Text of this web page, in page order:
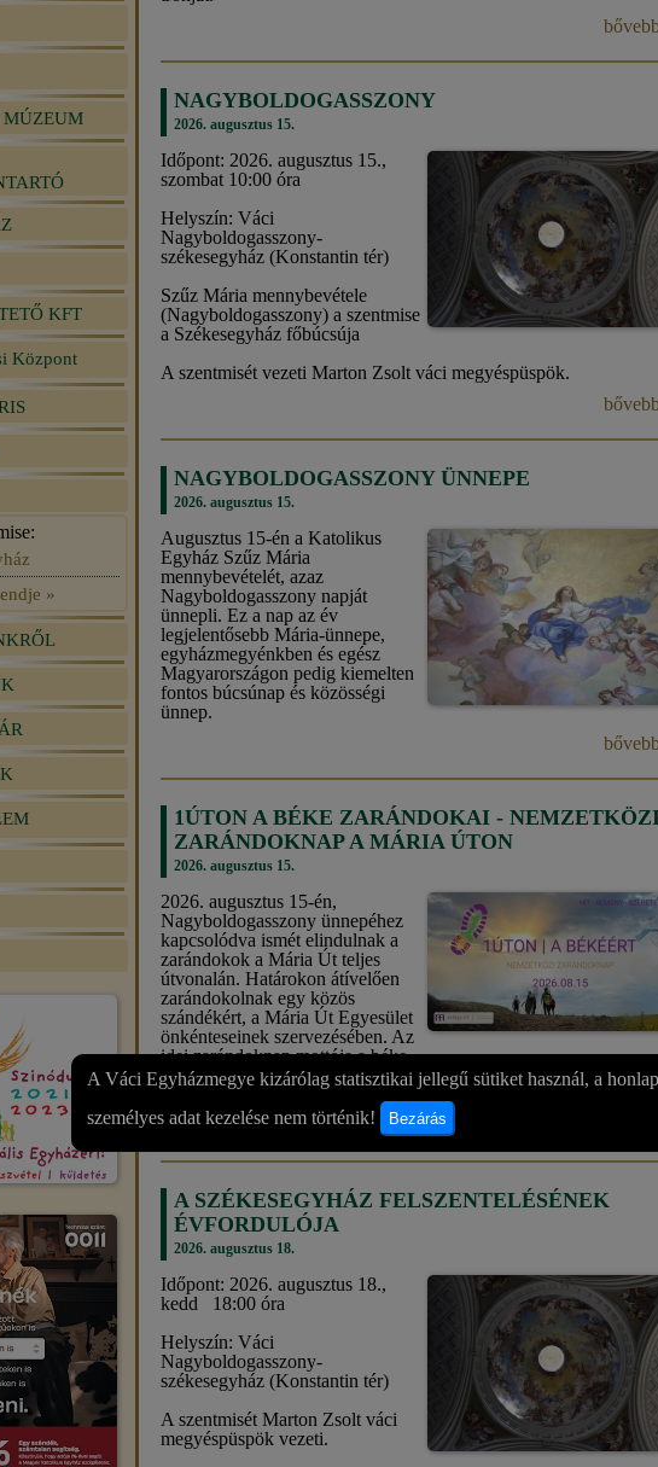
KFT
Központ
»
NAGYBOLDOGASSZONY
2026. augusztus 15.
Időpont: 2026. augusztus 15.,
szombat 10:00 óra
Helyszín: Váci
Nagyboldogasszony-
székesegyház (Konstantin tér)
Szűz Mária mennybevétele
(Nagyboldogasszony) a szentmise
a Székesegyház főbúcsúja
A szentmisét vezeti Marton Zsolt váci megyéspüspök.
NAGYBOLDOGASSZONY ÜNNEPE
2026. augusztus 15.
Augusztus 15-én a Katolikus
Egyház Szűz Mária
mennybevételét, azaz
Nagyboldogasszony napját
ünnepli. Ez a nap az év
legjelentősebb Mária-ünnepe,
egyházmegyénkben és egész
Magyarországon pedig kiemelten
fontos búcsúnap és közösségi
ünnep.
1ÚTON A BÉKE ZARÁNDOKAI -
ZARÁNDOKNAP A MÁRIA ÚTON
2026. augusztus 15.
2026. augusztus 15-én,
Nagyboldogasszony ünnepéhez
kapcsolódva ismét elindulnak a
zarándokok a Mária Út teljes
útvonalán. Határokon átívelően
zarándokolnak egy közös
szándékért, a Mária Út Egyesület
önkénteseinek szervezésében. Az
idei zarándoknap mottója a béke,
Ferenc pápa gondolata nyomán: „A valódi béke a szívben
onnan sugárzik tovább a világra.”
A SZÉKESEGYHÁZ FELSZENTELÉSÉNEK
ÉVFORDULÓJA
2026. augusztus 18.
Időpont: 2026. augusztus 18.,
kedd 18:00 óra
Helyszín: Váci
Nagyboldogasszony-
székesegyház (Konstantin tér)
A szentmisét Marton Zsolt váci
megyéspüspök vezeti.
A Váci Egyházmegye kizárólag statisztikai jellegű sütiket használ, a
személyes adat kezelése nem történik!
Bezárás